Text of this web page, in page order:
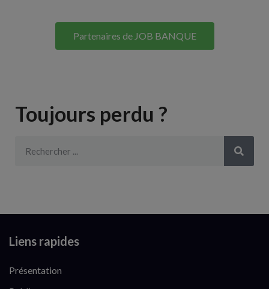
Partenaires de JOB BANQUE
Toujours perdu ?
Liens rapides
Présentation